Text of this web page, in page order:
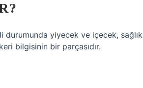
durumunda yiyecek ve içecek, sağlık
bilgisinin bir parçasıdır.